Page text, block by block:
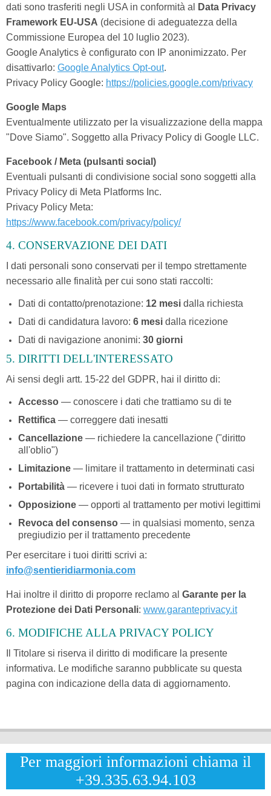
dati sono trasferiti negli USA in conformità al
Data Privacy
Framework EU-USA (decisione di adeguatezza della
Commissione Europea del 10 luglio 2023).
Google Analytics è configurato con IP anonimizzato. Per
disattivarlo: Google Analytics Opt-out.
Privacy Policy Google: https://policies.google.com/privacy
Google Maps
Eventualmente utilizzato per la visualizzazione della mappa
"Dove Siamo". Soggetto alla Privacy Policy di Google LLC.
Facebook / Meta (pulsanti social)
Eventuali pulsanti di condivisione social sono soggetti alla
Privacy Policy di Meta Platforms Inc.
Privacy Policy Meta:
https://www.facebook.com/privacy/policy/
4. CONSERVAZIONE DEI DATI
I dati personali sono conservati per il tempo strettamente
necessario alle finalità per cui sono stati raccolti:
Dati di contatto/prenotazione: 12 mesi dalla richiesta
Dati di candidatura lavoro: 6 mesi dalla ricezione
Dati di navigazione anonimi: 30 giorni
5. DIRITTI DELL'INTERESSATO
Ai sensi degli artt. 15-22 del GDPR, hai il diritto di:
Accesso — conoscere i dati che trattiamo su di te
Rettifica — correggere dati inesatti
Cancellazione — richiedere la cancellazione ("diritto
all'oblio")
Limitazione — limitare il trattamento in determinati casi
Portabilità — ricevere i tuoi dati in formato strutturato
Opposizione — opporti al trattamento per motivi legittimi
Revoca del consenso — in qualsiasi momento, senza
pregiudizio per il trattamento precedente
Per esercitare i tuoi diritti scrivi a:
info@sentieridiarmonia.com
Hai inoltre il diritto di proporre reclamo al Garante per la
Protezione dei Dati Personali: www.garanteprivacy.it
6. MODIFICHE ALLA PRIVACY POLICY
Il Titolare si riserva il diritto di modificare la presente
informativa. Le modifiche saranno pubblicate su questa
pagina con indicazione della data di aggiornamento.
Per maggiori informazioni chiama il
+39.335.63.94.103